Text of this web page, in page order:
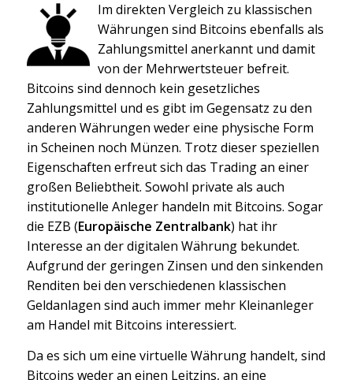
Im direkten Vergleich zu klassischen
Währungen sind Bitcoins ebenfalls als
Zahlungsmittel anerkannt und damit
von der Mehrwertsteuer befreit.
Bitcoins sind dennoch kein gesetzliches
Zahlungsmittel und es gibt im Gegensatz zu den
anderen Währungen weder eine physische Form
in Scheinen noch Münzen. Trotz dieser speziellen
Eigenschaften erfreut sich das Trading an einer
großen Beliebtheit. Sowohl private als auch
institutionelle Anleger handeln mit Bitcoins. Sogar
die EZB (Europäische Zentralbank) hat ihr
Interesse an der digitalen Währung bekundet.
Aufgrund der geringen Zinsen und den sinkenden
Renditen bei den verschiedenen klassischen
Geldanlagen sind auch immer mehr Kleinanleger
am Handel mit Bitcoins interessiert.
Da es sich um eine virtuelle Währung handelt, sind
Bitcoins weder an einen Leitzins, an eine